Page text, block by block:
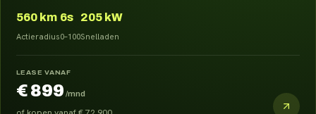
560 km
Actieradius
6s
0–100
205 kW
Snelladen
LEASE VANAF
€ 899 /mnd